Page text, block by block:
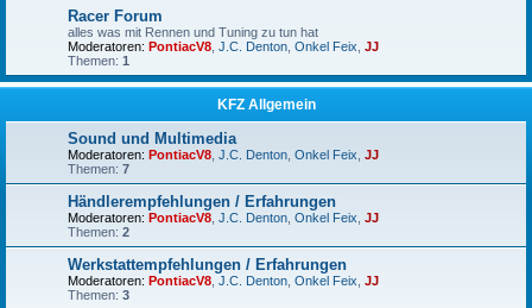
Racer Forum
alles was mit Rennen und Tuning zu tun hat
Moderatoren: PontiacV8 J.C. Denton Onkel Feix JJ
Themen: 1
KFZ Allgemein
Sound und Multimedia
Moderatoren: PontiacV8 J.C. Denton Onkel Feix JJ
Themen: 7
Händlerempfehlungen / Erfahrungen
Moderatoren: PontiacV8 J.C. Denton Onkel Feix JJ
Themen: 2
Werkstattempfehlungen / Erfahrungen
Moderatoren: PontiacV8 J.C. Denton Onkel Feix JJ
Themen: 3